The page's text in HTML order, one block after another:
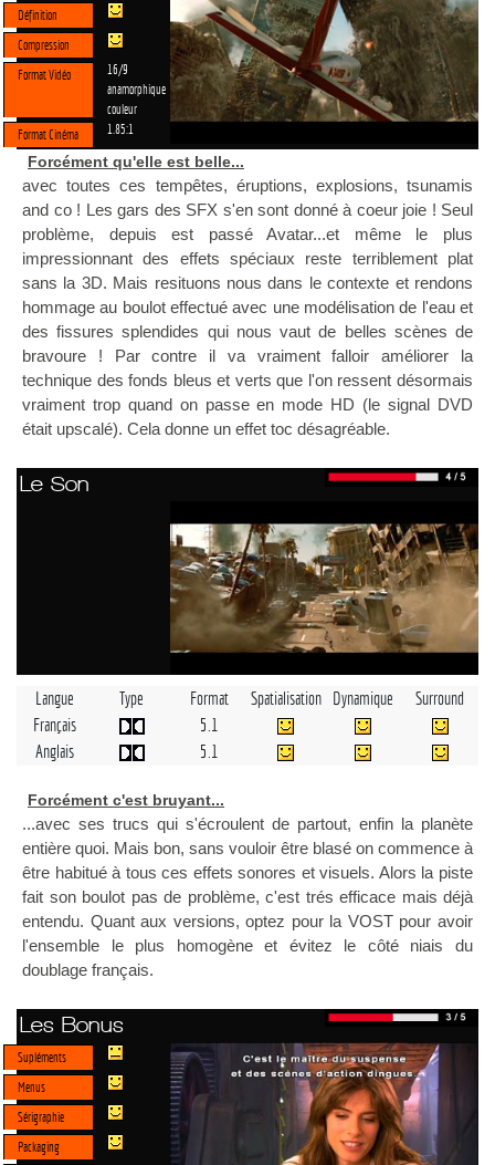
Définition
Compression
Format Vidéo
16/9
anamorphique
couleur
Format Cinéma
1.85:1
Forcément qu'elle est belle...
avec toutes ces tempêtes, éruptions, explosions, tsunamis
and co ! Les gars des SFX s'en sont donné à coeur joie ! Seul
problème, depuis est passé Avatar...et même le plus
impressionnant des effets spéciaux reste terriblement plat
sans la 3D. Mais resituons nous dans le contexte et rendons
hommage au boulot effectué avec une modélisation de l'eau et
des fissures splendides qui nous vaut de belles scènes de
bravoure ! Par contre il va vraiment falloir améliorer la
technique des fonds bleus et verts que l'on ressent désormais
vraiment trop quand on passe en mode HD (le signal DVD
était upscalé). Cela donne un effet toc désagréable.
Le Son
Langue Type Format Spatialisation Dynamique
Surround
Français
5.1
Anglais
5.1
Forcément c'est bruyant...
...avec ses trucs qui s'écroulent de partout, enfin la planète
entière quoi. Mais bon, sans vouloir être blasé on commence à
être habitué à tous ces effets sonores et visuels. Alors la piste
fait son boulot pas de problème, c'est trés efficace mais déjà
entendu. Quant aux versions, optez pour la VOST pour avoir
l'ensemble le plus homogène et évitez le côté niais du
doublage français.
Les Bonus
Supléments
Menus
Sérigraphie
Packaging